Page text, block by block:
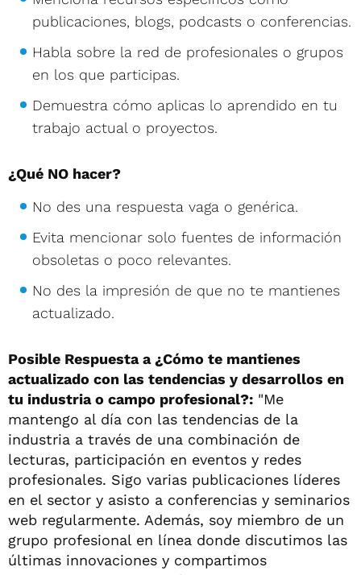
publicaciones, blogs, podcasts o conferencias.
Habla sobre la red de profesionales o grupos
en los que participas.
Demuestra cómo aplicas lo aprendido en tu
trabajo actual o proyectos.
¿Qué NO hacer?
No des una respuesta vaga o genérica.
Evita mencionar solo fuentes de información
obsoletas o poco relevantes.
No des la impresión de que no te mantienes
actualizado.
Posible Respuesta a ¿Cómo te mantienes
actualizado con las tendencias y desarrollos en
tu industria o campo profesional?: "Me
mantengo al día con las tendencias de la
industria a través de una combinación de
lecturas, participación en eventos y redes
profesionales. Sigo varias publicaciones líderes
en el sector y asisto a conferencias y seminarios
web regularmente. Además, soy miembro de un
grupo profesional en línea donde discutimos las
últimas innovaciones y compartimos